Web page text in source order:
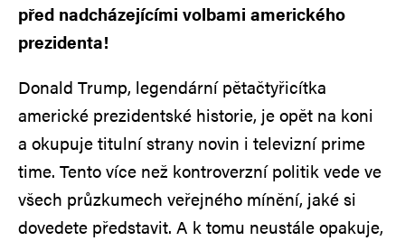
před nadcházejícími volbami amerického
prezidenta!
Donald Trump, legendární pětačtyřicítka
americké prezidentské historie, je opět na koni
a okupuje titulní strany novin i televizní prime
time. Tento více než kontroverzní politik vede ve
všech průzkumech veřejného mínění, jaké si
dovedete představit. A k tomu neustále opakuje,